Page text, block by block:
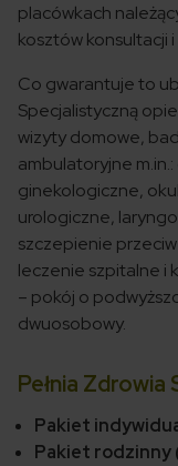
placówkach
kosztów konsultacji
Co gwarantuje to
Specjalistyczną
wizyty domowe,
ambulatoryjne
ginekologiczne,
urologiczne,
szczepienie
leczenie szpitalne i
– pokój o
dwuosobowy.
Pełnia Zdrowia
Pakiet
Pakiet rodzinny